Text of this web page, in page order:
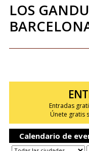
LOS
Entradas
Únete gratis
Calendario de